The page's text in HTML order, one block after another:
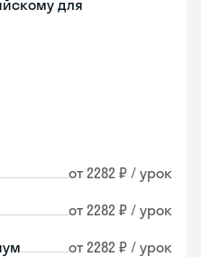
для
от 2282 ₽ / урок
от 2282 ₽ / урок
от 2282 ₽ / урок